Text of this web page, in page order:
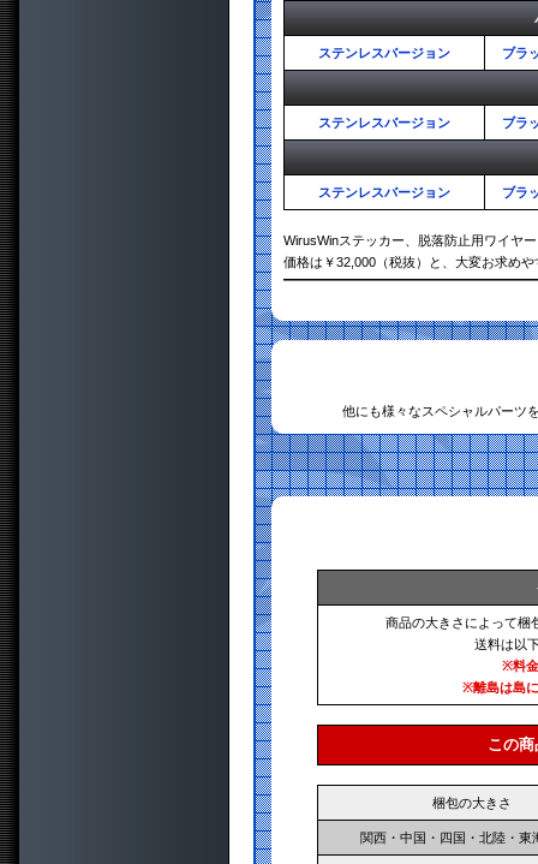
ステンレスバージョン ブラ
ステンレスバージョン ブラ
ステンレスバージョン ブラ
WirusWinステッカー、脱落防止用ワイヤ
価格は￥32,000（税抜）と、大変お求め
他にも様々なスペシャルパーツ
商品の大きさによって梱
送料は以
※料
※離島は島
この
梱包の大きさ
関西・中国・四国・北陸・東